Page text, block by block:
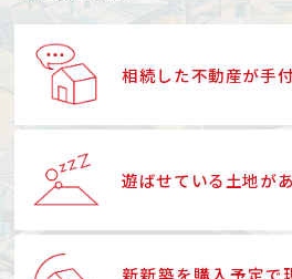
相続した不動産が手
遊ばせている土地が